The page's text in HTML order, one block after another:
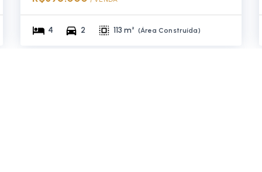
4 2 113 m² (Área Construída)